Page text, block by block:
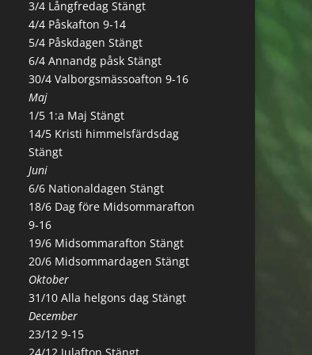
3/4 Långfredag Stängt
4/4 Påskafton 9-14
5/4 Påskdagen Stängt
6/4 Annandg påsk Stängt
30/4 Valborgsmässoafton 9-16
Maj
1/5 1:a Maj Stängt
14/5 Kristi himmelsfärdsdag
Stängt
Juni
6/6 Nationaldagen Stängt
18/6 Dag före Midsommarafton
9-16
19/6 Midsommarafton Stängt
20/6 Midsommardagen Stängt
Oktober
31/10 Alla helgons dag Stängt
December
23/12 9-15